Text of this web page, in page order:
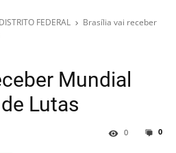
DISTRITO FEDERAL
Brasília vai receber
Mundial
Lutas
0
0